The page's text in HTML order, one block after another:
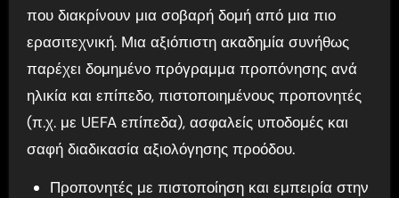
που διακρίνουν μια σοβαρή δομή από μια πιο
ερασιτεχνική. Μια αξιόπιστη ακαδημία συνήθως
παρέχει δομημένο πρόγραμμα προπόνησης ανά
ηλικία και επίπεδο, πιστοποιημένους προπονητές
(π.χ. με UEFA επίπεδα), ασφαλείς υποδομές και
σαφή διαδικασία αξιολόγησης προόδου.
Προπονητές με πιστοποίηση και εμπειρία στην